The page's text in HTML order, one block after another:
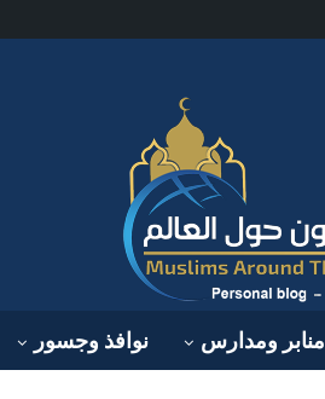
منابر ومدارس نوافذ وجسور